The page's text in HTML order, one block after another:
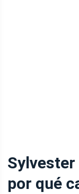
por qué